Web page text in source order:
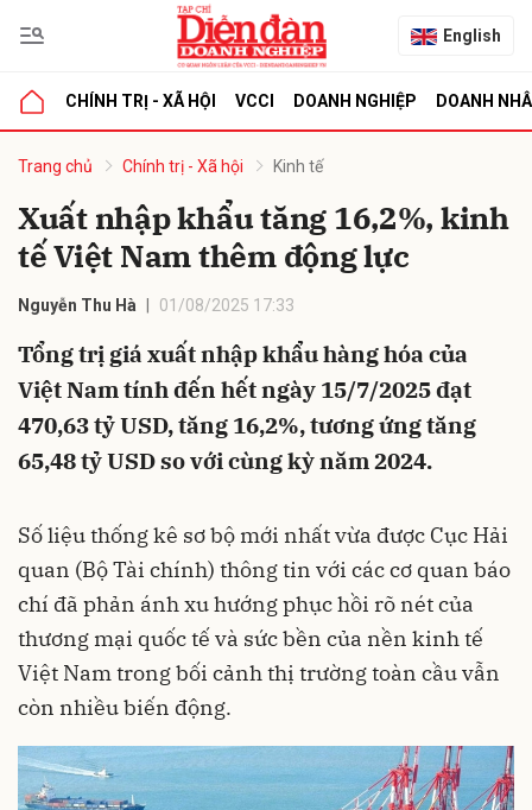
English
CHÍNH TRỊ - XÃ HỘI VCCI DOANH NGHIỆP DOANH
Trang chủ Chính trị - Xã hội Kinh tế
Xuất nhập khẩu tăng 16,2%, kinh
tế Việt Nam thêm động lực
Nguyễn Thu Hà 01/08/2025 17:33
Tổng trị giá xuất nhập khẩu hàng hóa của
Việt Nam tính đến hết ngày 15/7/2025 đạt
470,63 tỷ USD, tăng 16,2%, tương ứng tăng
65,48 tỷ USD so với cùng kỳ năm 2024.
Số liệu thống kê sơ bộ mới nhất vừa được Cục Hải
quan (Bộ Tài chính) thông tin với các cơ quan báo
chí đã phản ánh xu hướng phục hồi rõ nét của
thương mại quốc tế và sức bền của nền kinh tế
Việt Nam trong bối cảnh thị trường toàn cầu vẫn
còn nhiều biến động.
luận
Hủy